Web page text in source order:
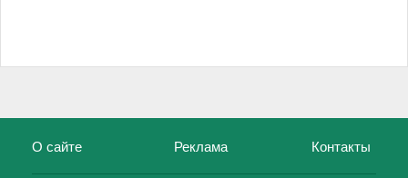
О сайте Реклама Контакты